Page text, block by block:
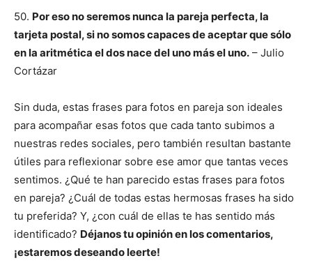
50. Por eso no seremos nunca la pareja perfecta, la
tarjeta postal, si no somos capaces de aceptar que sólo
en la aritmética el dos nace del uno más el uno. – Julio
Cortázar
Sin duda, estas frases para fotos en pareja son ideales
para acompañar esas fotos que cada tanto subimos a
nuestras redes sociales, pero también resultan bastante
útiles para reflexionar sobre ese amor que tantas veces
sentimos. ¿Qué te han parecido estas frases para fotos
en pareja? ¿Cuál de todas estas hermosas frases ha sido
tu preferida? Y, ¿con cuál de ellas te has sentido más
identificado? Déjanos tu opinión en los comentarios,
¡estaremos deseando leerte!